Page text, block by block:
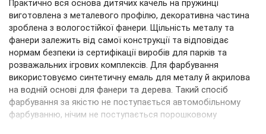
Практично вся основа дитячих качель на пружинці
виготовлена ​​з металевого профілю, декоративна частина
зроблена з вологостійкої фанери. Щільність металу та
фанери залежить від самої конструкції та відповідає
нормам безпеки із сертифікації виробів для парків та
розважальних ігрових комплексів. Для фарбування
використовуємо синтетичну емаль для металу й акрилова
на водній основі для фанери та дерева. Такий спосіб
фарбування за якістю не поступається автомобільному
фарбуванню, нічим не поступається порошковому